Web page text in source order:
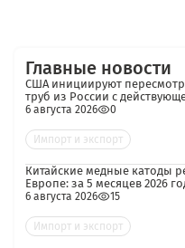
Главные новости
США инициируют
труб из России с
6 августа 2026 0
Импорт и экспорт
Китайские медные катоды
Европе: за 5 месяцев 2026
6 августа 2026 15
Импорт и экспорт